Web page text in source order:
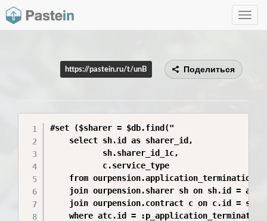
Toggle
https://pastein.ru/t/unB Поделиться
#set ($sharer = $db.find("
    select sh.id as sharer_id,
           sh.sharer_id_1c,
           c.service_type
from
join ourpension.sharer sh on sh.id =
join ourpension.contract c on c.id =
where atc.id =